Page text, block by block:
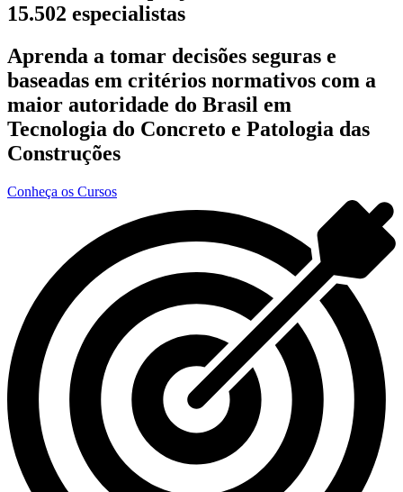
15.502 especialistas
Aprenda a tomar decisões seguras e
baseadas em critérios normativos com a
maior autoridade do Brasil em
Tecnologia do Concreto e Patologia das
Construções
Conheça os Cursos